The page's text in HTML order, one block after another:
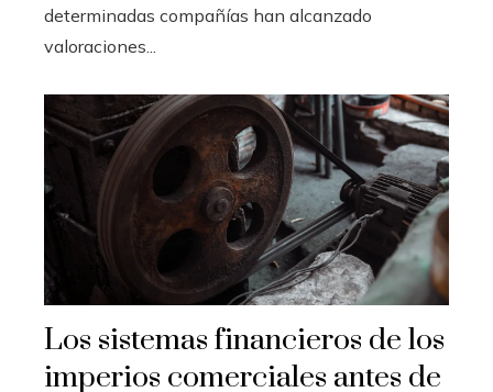
determinadas compañías han alcanzado
valoraciones...
Los sistemas financieros de los
imperios comerciales antes de